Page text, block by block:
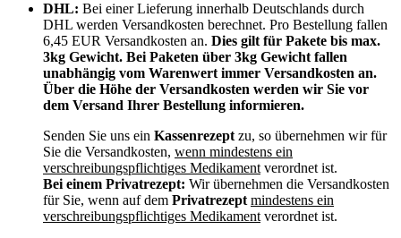
DHL: Bei einer Lieferung innerhalb Deutschlands durch
DHL werden Versandkosten berechnet. Pro Bestellung fallen
6,45 EUR Versandkosten an. Dies gilt für Pakete bis max.
3kg Gewicht. Bei Paketen über 3kg Gewicht fallen
unabhängig vom Warenwert immer Versandkosten an.
Über die Höhe der Versandkosten werden wir Sie vor
dem Versand Ihrer Bestellung informieren.
Senden Sie uns ein Kassenrezeptzu, so übernehmen wir für
Sie die Versandkosten, wenn mindestens ein
verschreibungspflichtiges Medikamentverordnet ist.
Bei einem Privatrezept: Wir übernehmen die Versandkosten
für Sie, wenn auf dem Privatrezept mindestens ein
verschreibungspflichtiges Medikamentverordnet ist.